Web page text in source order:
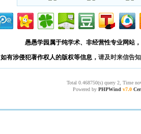
愚愚学园属于纯学术、非经营性专业网站
如有涉侵犯著作权人的版权等信息， 请及时来信告知
Total 0.468750(s) query 2, Time
Powered by PHPWind v7.0